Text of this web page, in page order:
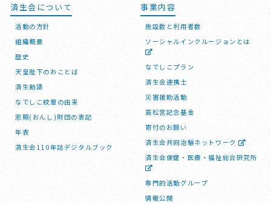
済生会について
活動の方針
組織概要
歴史
天皇陛下のおことば
済生勅語
なでしこ紋章の由来
恩賜(おんし)財団の表記
年表
済生会110年誌デジタルブック
事業内容
施設数と利用者数
ソーシャルインクルージョンとは
なでしこプラン
済生会連携士
災害援助活動
高松宮記念基金
寄付のお願い
済生会共同治験ネットワーク
済生会保健・医療・福祉総合研究所
専門的活動グループ
情報公開